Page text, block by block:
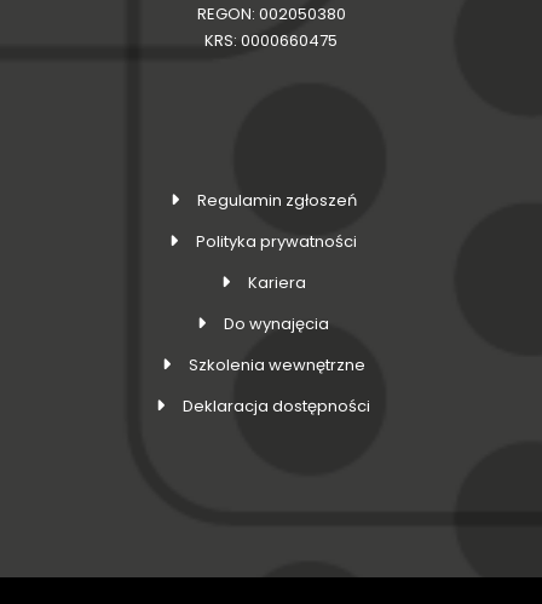
REGON: 002050380
KRS: 0000660475
Regulamin zgłoszeń
Polityka prywatności
Kariera
Do wynajęcia
Szkolenia wewnętrzne
Deklaracja dostępności